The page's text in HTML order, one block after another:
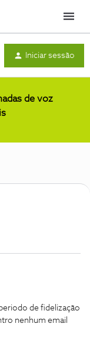
Menu
Iniciar sessão
de voz
de fidelização
nenhum email